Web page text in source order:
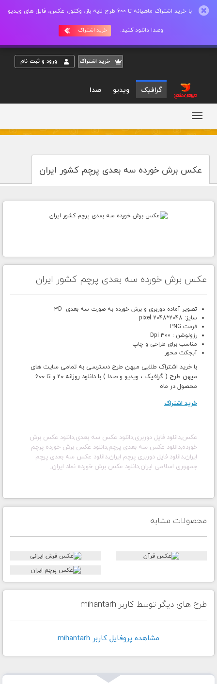
با خرید اشتراک ماهیانه تا 600 طرح لایه باز، وکتور، عکس، فایل های ویدیو
وصدا دانلود کنید. خرید اشتراک
خريد اشتراک ورود و ثبت نام
گرافیک ویدیو صدا
عکس برش خورده سه بعدی پرچم کشور ایران
عکس برش خورده سه بعدی پرچم کشور ایران
تصویر آماده دوربری و برش خورده به صورت سه بعدی 3D
سایز: 2048*2048 pixel
فرمت PNG
رزولوشن : 300 Dpi
مناسب برای طراحی و چاپ
آبجکت محور
با خرید اشتراک طلایی میهن طرح دسترسی به تمامی سایت های
میهن طرح ( گرافیک ، ویدیو و صدا ) با دانلود روزانه 20 و تا 600
محصول در ماه
خرید اشتراک
عکس,دانلود فایل دوربری,دانلود عکس سه بعدی,دانلود عکس برش
خورده,دانلود عکس سه بعدی پرچم,دانلود عکس برش خورده پرچم
ایران,دانلود فایل دوربری پرچم ایران,دانلود عکس سه بعدی پرچم
جمهوری اسلامی ایران,دانلود عکس برش خورده نماد ایران,
محصولات مشابه
طرح های دیگر توسط کاربر mihantarh
مشاهده پروفايل کاربر mihantarh